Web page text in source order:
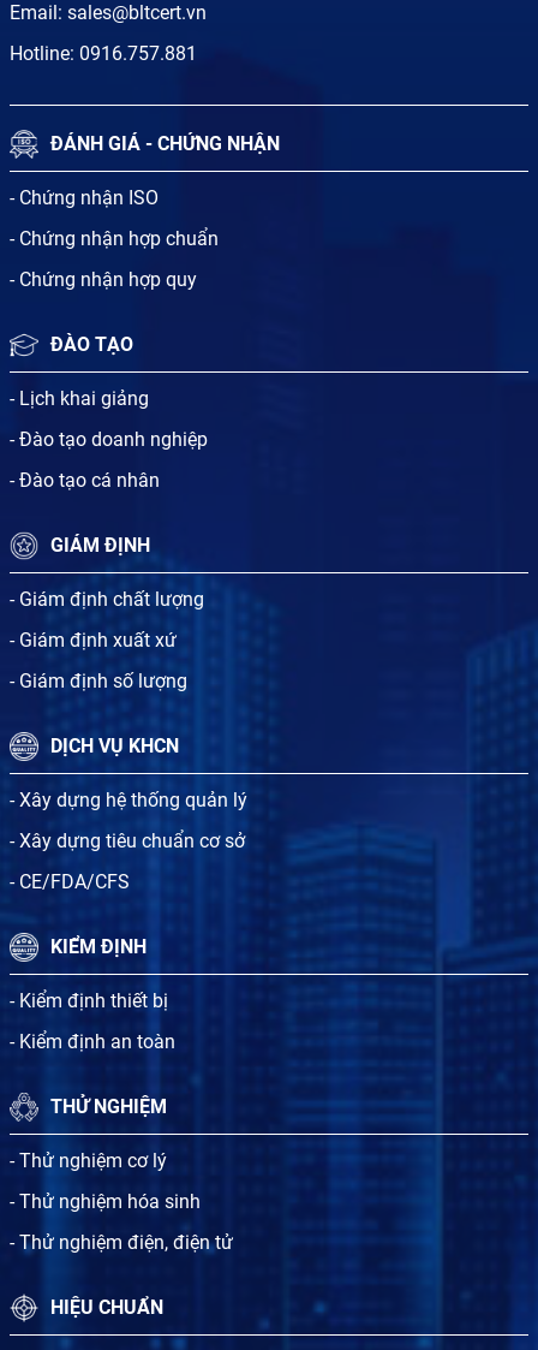
Email: sales@bltcert.vn
Hotline: 0916.757.881
ĐÁNH GIÁ - CHỨNG NHẬN
- Chứng nhận ISO
- Chứng nhận hợp chuẩn
- Chứng nhận hợp quy
ĐÀO TẠO
- Lịch khai giảng
- Đào tạo doanh nghiệp
- Đào tạo cá nhân
GIÁM ĐỊNH
- Giám định chất lượng
- Giám định xuất xứ
- Giám định số lượng
DỊCH VỤ KHCN
- Xây dựng hệ thống quản lý
- Xây dựng tiêu chuẩn cơ sở
- CE/FDA/CFS
KIỂM ĐỊNH
- Kiểm định thiết bị
- Kiểm định an toàn
THỬ NGHIỆM
- Thử nghiệm cơ lý
- Thử nghiệm hóa sinh
- Thử nghiệm điện, điện tử
HIỆU CHUẨN